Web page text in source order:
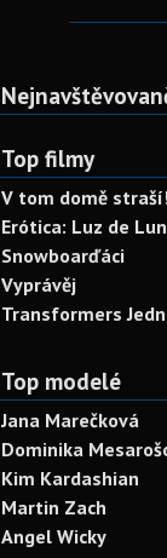
Top filmy
V tom domě
Erótica: Luz de
Snowboarďáci
Vyprávěj
Transformers
Top modelé
Jana Marečková
Dominika
Kim Kardashian
Martin Zach
Angel Wicky